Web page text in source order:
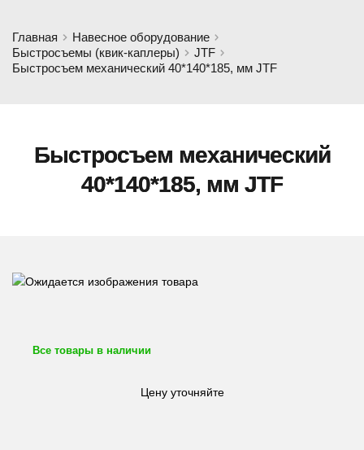
Главная
Навесное оборудование
Быстросъемы (квик-каплеры)
JTF
Быстросъем механический 40*140*185, мм JTF
Быстросъем механический
40*140*185, мм JTF
Все товары в наличии
Цену уточняйте